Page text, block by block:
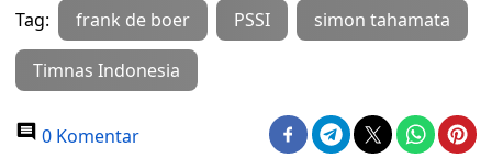
Tag: frank de boer PSSI simon tahamata
Timnas Indonesia
0 Komentar